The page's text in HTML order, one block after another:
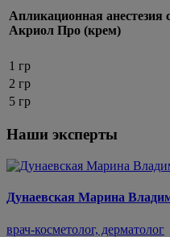
Апликационная
Акриол Про (крем)
1 гр
2 гр
5 гр
Наши эксперты
Дунаевская Марина
врач-косметолог, дерматолог